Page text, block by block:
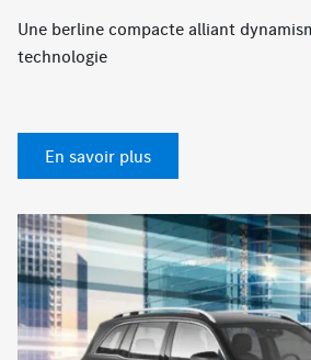
Une berline compacte alliant
En savoir plus